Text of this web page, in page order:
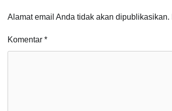
Alamat email Anda tidak akan dipublikasikan.
Komentar *